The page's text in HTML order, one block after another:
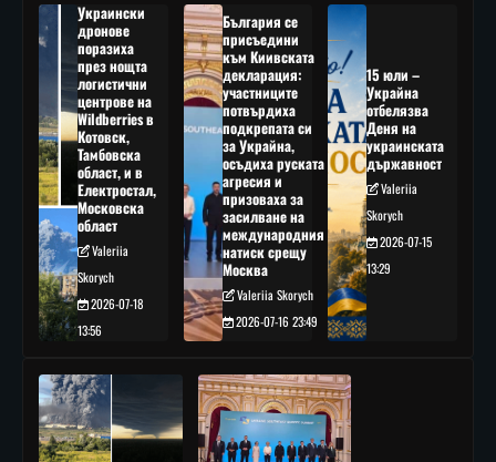
Украински
дронове
поразиха
през нощта
логистични
центрове на
Wildberries в
Котовск,
Тамбовска
област, и в
Електростал,
Московска
област
Valeriia
Skorych
2026-07-18
13:56
България се
присъедини
към Киивската
декларация:
участниците
потвърдиха
подкрепата си
за Украйна,
осъдиха руската
агресия и
призоваха за
засилване на
международния
натиск срещу
Москва
Valeriia Skorych
2026-07-16 23:49
15 юли –
Украйна
отбелязва
Деня на
украинската
държавност
Valeriia
Skorych
2026-07-15
13:29